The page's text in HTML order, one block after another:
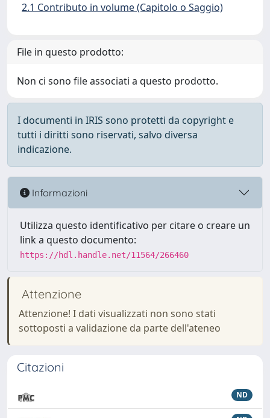
2.1 Contributo in volume (Capitolo o Saggio)
File in questo prodotto:
Non ci sono file associati a questo prodotto.
I documenti in IRIS sono protetti da copyright e
tutti i diritti sono riservati, salvo diversa
indicazione.
Informazioni
Utilizza questo identificativo per citare o creare un
link a questo documento:
https://hdl.handle.net/11564/266460
Attenzione
Attenzione! I dati visualizzati non sono stati
sottoposti a validazione da parte dell'ateneo
Citazioni
ND